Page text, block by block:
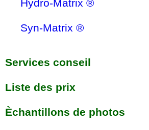
Hydro-Matrix ®
Syn-Matrix ®
Services conseil
Liste des prix
Èchantillons de photos